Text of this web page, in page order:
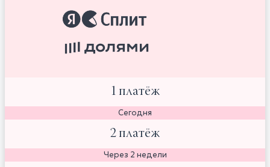
1 платёж
Сегодня
2 платёж
Через 2 недели